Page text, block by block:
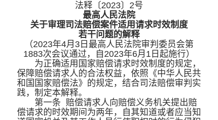
法释〔2023〕2号
最高人民法院
关于审理司法赔偿案件适用请求时效制度
若干问题的解释
（2023年4月3日最高人民法院审判委员会第
1883次会议通过，自2023年6月1日起施行）
为正确适用国家赔偿请求时效制度的规定，
保障赔偿请求人的合法权益，依照《中华人民共
和国国家赔偿法》的规定，结合司法赔偿审判实
践，制定本解释。
第一条 赔偿请求人向赔偿义务机关提出赔
偿请求的时效期间为两年，自其知道或者应当知